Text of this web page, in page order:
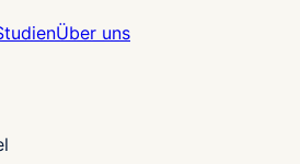
Über uns